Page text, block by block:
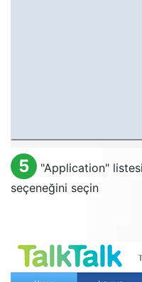
5 "Application"
seçeneğini seçin